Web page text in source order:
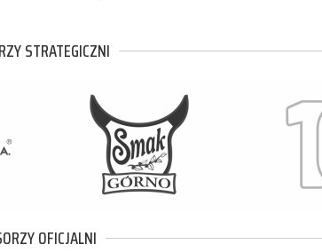
STRATEGICZNI
OFICJALNI